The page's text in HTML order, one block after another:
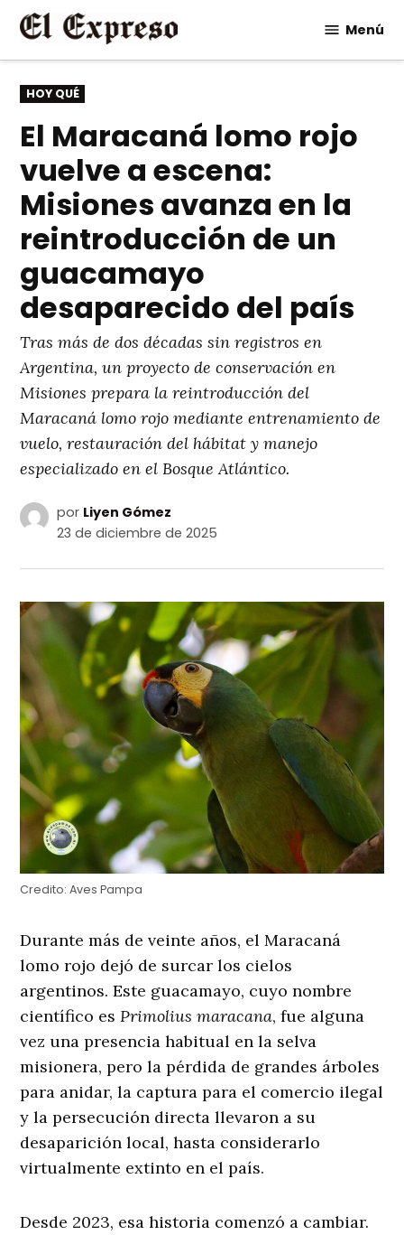
Saltar
contenido
Menú
PUBLICADO
EN
HOY QUÉ
El Maracaná lomo rojo
vuelve a escena:
Misiones avanza en la
reintroducción de un
guacamayo
desaparecido del país
Tras más de dos décadas sin registros en
Argentina, un proyecto de conservación en
Misiones prepara la reintroducción del
Maracaná lomo rojo mediante entrenamiento de
vuelo, restauración del hábitat y manejo
especializado en el Bosque Atlántico.
por Liyen Gómez
23 de diciembre de 2025
Credito: Aves Pampa
Durante más de veinte años, el Maracaná
lomo rojo dejó de surcar los cielos
argentinos. Este guacamayo, cuyo nombre
científico es Primolius maracana, fue alguna
vez una presencia habitual en la selva
misionera, pero la pérdida de grandes árboles
para anidar, la captura para el comercio ilegal
y la persecución directa llevaron a su
desaparición local, hasta considerarlo
virtualmente extinto en el país.
Desde 2023, esa historia comenzó a cambiar.